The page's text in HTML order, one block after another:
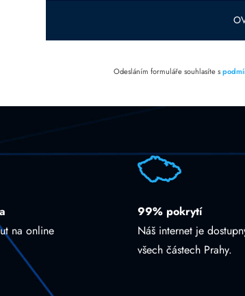
Odesláním formuláře souhlasíte s
na online
99% pokrytí
Náš internet je
všech částech Prahy.